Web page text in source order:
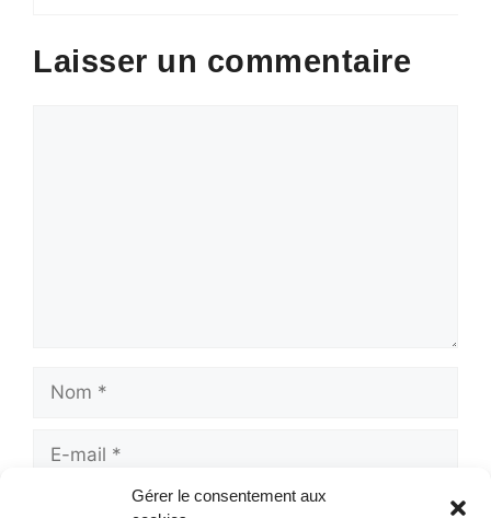
Gérer le consentement aux
Laisser un commentaire
Nom